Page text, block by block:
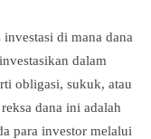
investasi di mana dana
dalam
obligasi, sukuk, atau
dana ini adalah
para investor melalui